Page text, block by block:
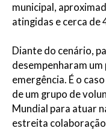
municipal,
atingidas e cerca de
Diante do cenário,
desempenharam
emergência. É o
de um grupo de
Mundial para atuar
estreita